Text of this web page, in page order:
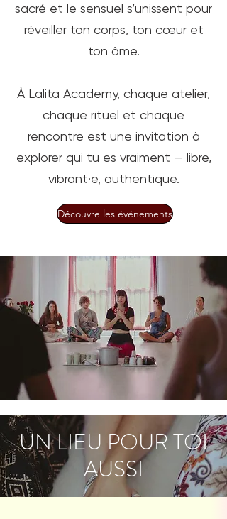
sacré et le sensuel s’unissent pour
réveiller ton corps, ton cœur et
ton âme.
À Lalita Academy, chaque atelier,
chaque rituel et chaque
rencontre est une invitation à
explorer qui tu es vraiment — libre,
vibrant·e, authentique.
Découvre les événements
UN LIEU POUR TOI
AUSSI